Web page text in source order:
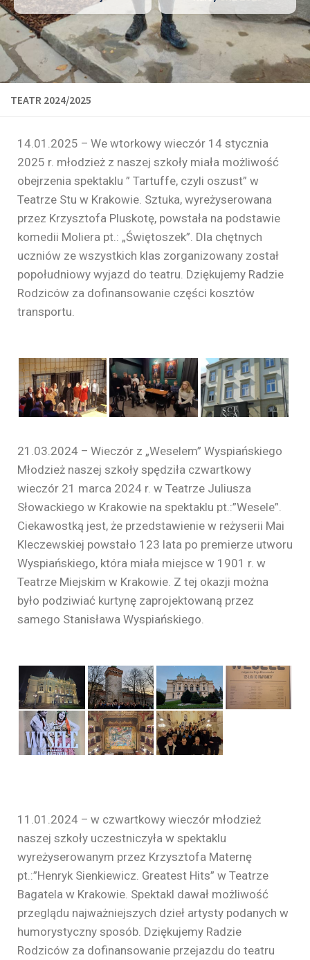
TEATR 2024/2025
14.01.2025 – We wtorkowy wieczór 14 stycznia
2025 r. młodzież z naszej szkoły miała możliwość
obejrzenia spektaklu ” Tartuffe, czyli oszust” w
Teatrze Stu w Krakowie. Sztuka, wyreżyserowana
przez Krzysztofa Pluskotę, powstała na podstawie
komedii Moliera pt.: „Świętoszek”. Dla chętnych
uczniów ze wszystkich klas zorganizowany został
popołudniowy wyjazd do teatru. Dziękujemy Radzie
Rodziców za dofinansowanie części kosztów
transportu.
21.03.2024 – Wieczór z „Weselem” Wyspiańskiego
Młodzież naszej szkoły spędziła czwartkowy
wieczór 21 marca 2024 r. w Teatrze Juliusza
Słowackiego w Krakowie na spektaklu pt.:”Wesele”.
Ciekawostką jest, że przedstawienie w reżyserii Mai
Kleczewskiej powstało 123 lata po premierze utworu
Wyspiańskiego, która miała miejsce w 1901 r. w
Teatrze Miejskim w Krakowie. Z tej okazji można
było podziwiać kurtynę zaprojektowaną przez
samego Stanisława Wyspiańskiego.
11.01.2024 – w czwartkowy wieczór młodzież
naszej szkoły uczestniczyła w spektaklu
wyreżyserowanym przez Krzysztofa Maternę
pt.:”Henryk Sienkiewicz. Greatest Hits” w Teatrze
Bagatela w Krakowie. Spektakl dawał możliwość
przeglądu najważniejszych dzieł artysty podanych w
humorystyczny sposób. Dziękujemy Radzie
Rodziców za dofinansowanie przejazdu do teatru